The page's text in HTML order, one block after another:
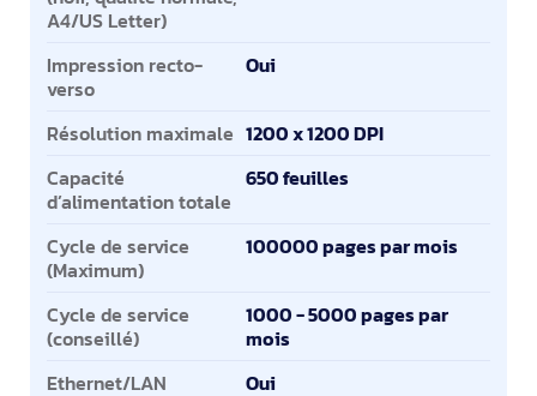
A4/US Letter)
Impression recto-
verso
Oui
Résolution maximale 1200 x 1200 DPI
Capacité
d’alimentation totale
650 feuilles
Cycle de service
(Maximum)
100000 pages par mois
Cycle de service
(conseillé)
1000 - 5000 pages par
mois
Ethernet/LAN
Oui